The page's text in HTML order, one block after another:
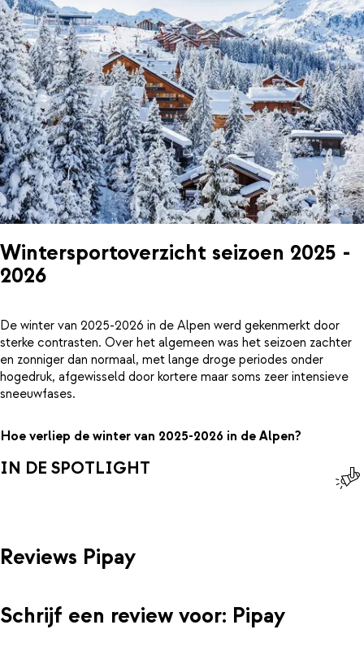
Wintersportoverzicht seizoen 2025 -
2026
De winter van 2025-2026 in de Alpen werd gekenmerkt door
sterke contrasten. Over het algemeen was het seizoen zachter
en zonniger dan normaal, met lange droge periodes onder
hogedruk, afgewisseld door kortere maar soms zeer intensieve
sneeuwfases.
Hoe verliep de winter van 2025-2026 in de Alpen?
IN DE SPOTLIGHT
Reviews Pipay
Schrijf een review voor: Pipay